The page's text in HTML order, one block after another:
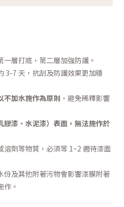
層打底，第二層加強防護。
3-7 天，抗刮及防護效果更加穩
不加水施作為原則 ，避免稀釋影響
膠漆、水泥漆）表面，無法施作於
溶劑等物質，必須等 1~2 週待漆面
份及其他附著污物會影響漆膜附著
作。